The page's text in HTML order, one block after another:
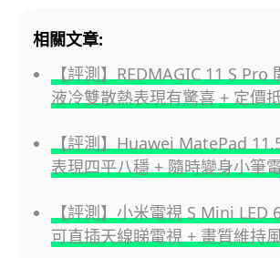
相關文章:
【評測】REDMAGIC 11 S Pro
液冷雙散熱表現有驚喜 + 定價
【評測】Huawei MatePad
表現四平八穩 + 隨時變身小筆
【評測】小米電視 S Mini LED
可直插天線睇電視 + 畫質維持